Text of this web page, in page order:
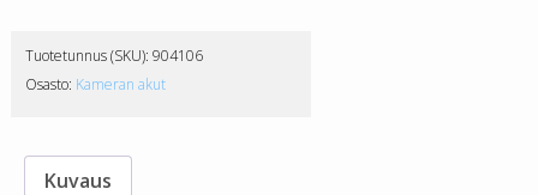
CS
määrä
Tuotetunnus (SKU): 904106
Osasto: Kameran akut
Kuvaus